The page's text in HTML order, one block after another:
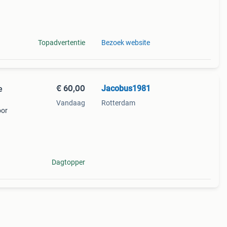
Topadvertentie Bezoek website
€ 60,00
Vandaag
Dagtopper
Jacobus1981
Rotterdam